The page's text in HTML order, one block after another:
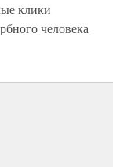
клики
человека